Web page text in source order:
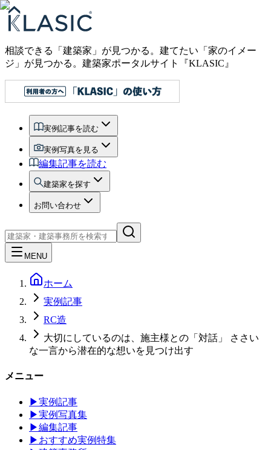
相談できる「建築家」が見つかる。建てたい「家のイメー
ジ」が見つかる。 建築家ポータルサイト『KLASIC』
実例記事を読む
実例写真を見る
編集記事を読む
建築家を探す
お問い合わせ
MENU
ホーム
実例記事
RC造
大切にしているのは、施主様との「対話」 ささい
な一言から潜在的な想いを見つけ出す
メニュー
▶実例記事
▶実例写真集
▶編集記事
▶ おすすめ実例特集